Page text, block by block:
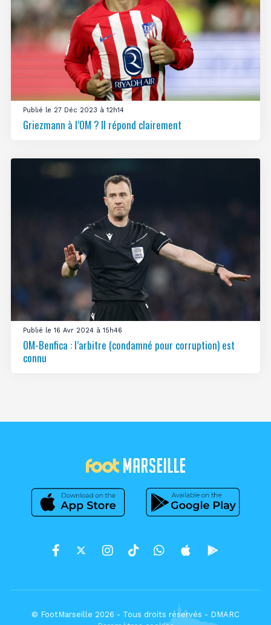
Publié le 27 Déc 2023 à 12h14
Griezmann à l’OM ? Il répond clairement
Publié le 16 Avr 2024 à 15h46
OM-Benfica : l’arbitre (condamné pour corruption) est
connu
© FootMarseille 2026 - Tous droits réservés - DMARC